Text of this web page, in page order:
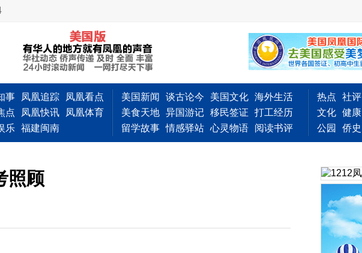
事 凤凰追踪
凤凰看点
点
凤凰快讯
凤凰体育
乐 福建闽南
美国新闻 谈古论今 美国文化 海外生活
美食天地 异国游记 移民签证
打工经历
留学故事 情感驿站 心灵物语 阅读书评
热点 社评
文化 健康
公园
侨史
照顾